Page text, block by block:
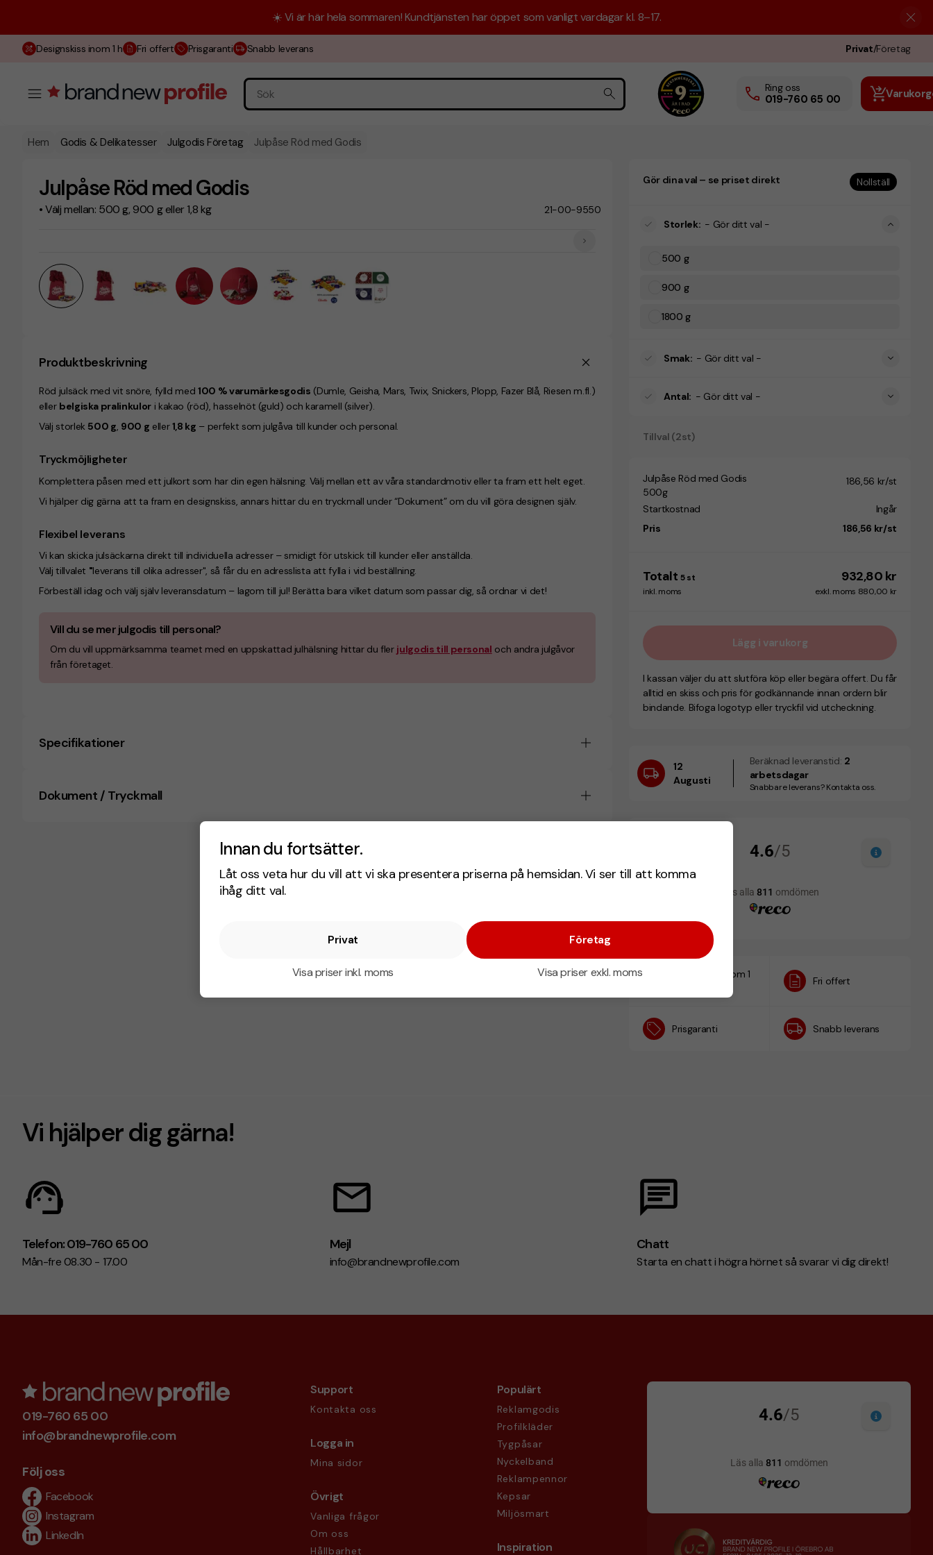
Innan du fortsätter.
Låt oss veta hur du vill att vi ska presentera priserna på hemsidan. Vi ser till att komma
ihåg ditt val.
Privat
Visa priser inkl. moms
Företag
Visa priser exkl. moms
☀️ Vi är här hela sommaren! Kundtjänsten har öppet som vanligt vardagar kl. 8–17.
Designskiss inom 1 h Fri offert Prisgaranti Snabb leverans Privat/Företag
Ring oss
019-760 65 00
Hem Godis & Delikatesser Julgodis Företag Julpåse Röd med Godis
Julpåse Röd med Godis
• Välj mellan: 500 g, 900 g eller 1,8 kg 21-00-9550
Produktbeskrivning
Röd julsäck med vit snöre, fylld med100 % varumärkesgodis (Dumle, Geisha, Mars, Twix, Snickers, Plopp, Fazer Blå, Riesen m.fl.)
eller belgiska pralinkulori kakao (röd), hasselnöt (guld) och karamell (silver).
Välj storlek 500 g, 900 g eller1,8 kg – perfekt som julgåva till kunder och personal.
Tryckmöjligheter
Komplettera påsen med ett julkort som har din egen hälsning. Välj mellan ett av våra standardmotiv eller ta fram ett helt eget.
Vi hjälper dig gärna att ta fram en designskiss, annars hittar du en tryckmall under “Dokument” om du vill göra designen själv.
Flexibel leverans
Vi kan skicka julsäckarna direkt till individuella adresser – smidigt för utskick till kunder eller anställda.
Välj tillvalet "leverans till olika adresser", så får du en adresslista att fylla i vid beställning.
Förbeställ idag och välj själv leveransdatum – lagom till jul! Berätta bara vilket datum som passar dig, så ordnar vi det!
Vill du se mer julgodis till personal?
Om du vill uppmärksamma teamet med en uppskattad julhälsning hittar du fler julgodis till personal och andra julgåvor
från företaget.
Specifikationer
Dokument / Tryckmall
Gör dina val – se priset direkt Nollställ
Storlek: - Gör ditt val -
500 g
900 g
1800 g
Smak: - Gör ditt val -
Antal: - Gör ditt val -
Tillval (2st)
Julpåse Röd med Godis
500g
186,56 kr/st
Startkostnad
Ingår
Pris
186,56 kr/st
Totalt 5 st 932,80 kr
inkl. moms exkl. moms 880,00 kr
Lägg i varukorg
I kassan väljer du att slutföra köp eller begära offert. Du får
alltid en skiss och pris för godkännande innan ordern blir
bindande. Bifoga logotyp eller tryckfil vid utcheckning.
12
Augusti
Beräknad leveranstid: 2
arbetsdagar
Snabbare leverans? Kontakta oss.
Designskiss inom 1
Fri offert
Prisgaranti Snabb leverans
Vi hjälper dig gärna!
Telefon: 019-760 65 00
Mån-fre 08.30 - 17.00
Mejl
info@brandnewprofile.com
Chatt
Starta en chatt i högra hörnet så svarar vi dig direkt!
019-760 65 00
info@brandnewprofile.com
Följ oss
Facebook
Instagram
LinkedIn
Support
Kontakta oss
Logga in
Mina sidor
Övrigt
Vanliga frågor
Om oss
Hållbarhet
Populärt
Reklamgodis
Profilkläder
Tygpåsar
Nyckelband
Reklampennor
Kepsar
Miljösmart
Inspiration